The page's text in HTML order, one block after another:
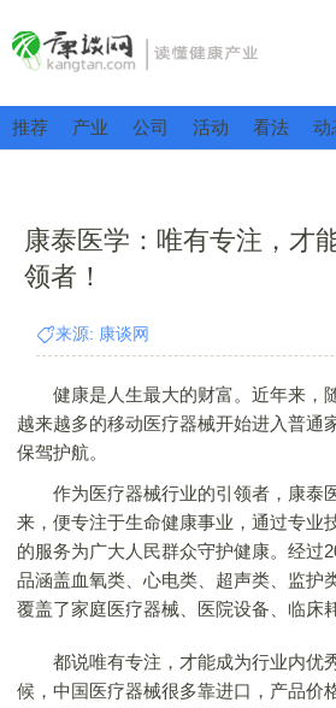
推荐 产业 公司 活动 看法 动
康泰医学：唯有专注，才
领者！
来源: 康谈网
健康是人生最大的财富。近年来，随
越来越多的移动医疗器械开始进入普通
保驾护航。
作为医疗器械行业的引领者，康泰
来，便专注于生命健康事业，通过专业
的服务为广大人民群众守护健康。经过
品涵盖血氧类、心电类、超声类、监护
覆盖了家庭医疗器械、医院设备、临床
都说唯有专注，才能成为行业内优
候，中国医疗器械很多靠进口，产品价